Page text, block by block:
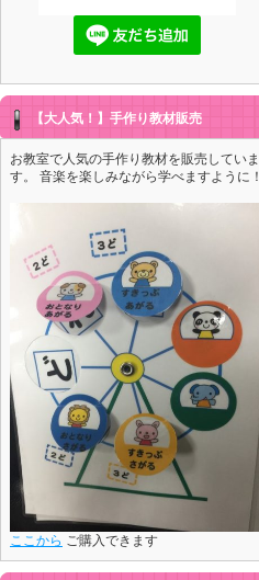
【大人気！】手作り教材販売
お教室で人気の手作り教材を販売していま
す。 音楽を楽しみながら学べますように！
ここから ご購入できます